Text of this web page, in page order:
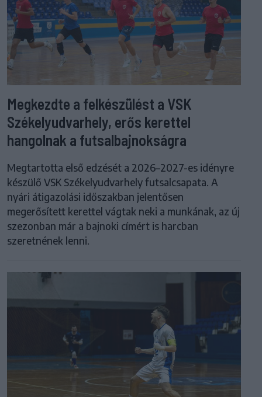
Megkezdte a felkészülést a VSK
Székelyudvarhely, erős kerettel
hangolnak a futsalbajnokságra
Megtartotta első edzését a 2026–2027-es idényre
készülő VSK Székelyudvarhely futsalcsapata. A
nyári átigazolási időszakban jelentősen
megerősített kerettel vágtak neki a munkának, az új
szezonban már a bajnoki címért is harcban
szeretnének lenni.